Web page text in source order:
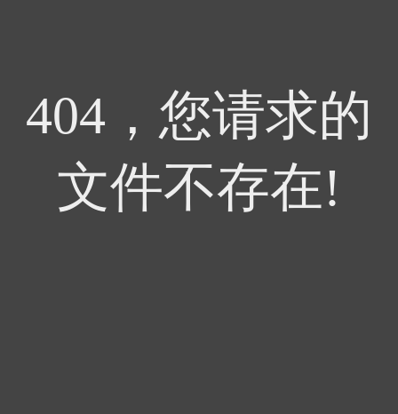
404，您请求的
文件不存在!